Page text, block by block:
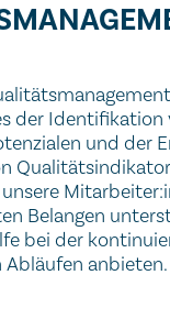
der Identifikation
und der
Belangen
bei der
anbieten.